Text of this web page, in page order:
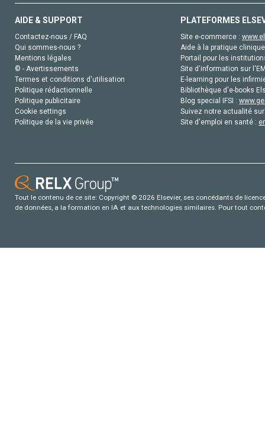
AIDE & SUPPORT
Contactez-nous / FAQ
Qui sommes-nous ?
Mentions légales
© - Avertissements
Termes et conditions d'utilisation
Politique rédactionnelle
Politique publicitaire
Cookie settings
Politique de la vie privée
PLATEFORMES
Site e-commerce :
Aide à la pratique
Portail pour les
Site d'information sur
E-learning pour les
Bibliothèque d'e-books
Blog special IFSI :
Suivez notre actualité
Site d'emploi en santé :
Tout le contenu de ce site: Copyright © 2026 Elsevier, ses concédants de
de données, a la formation en IA et aux technologies similaires. Pour tout